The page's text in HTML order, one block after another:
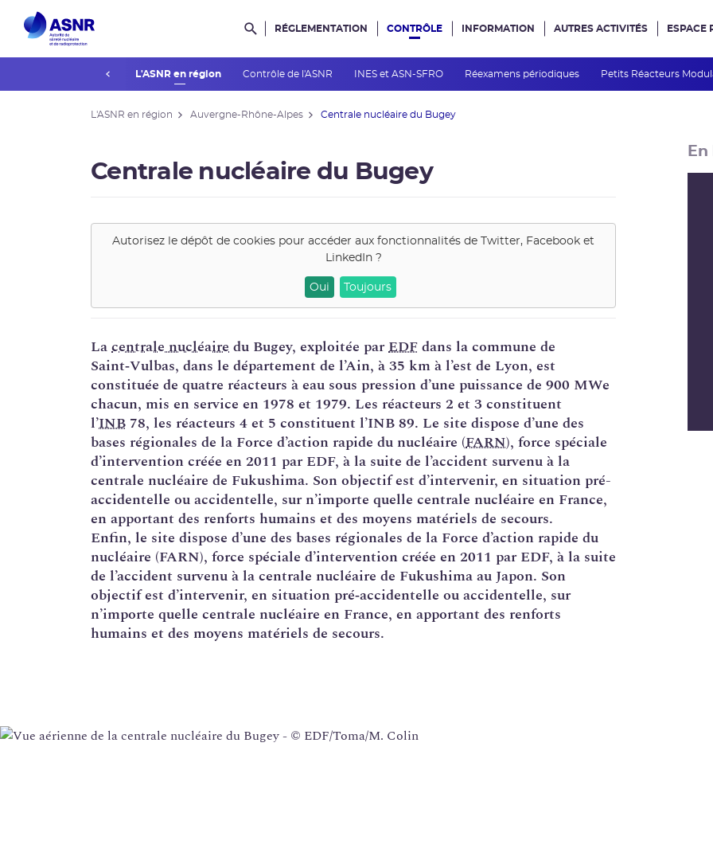
Rechercher dans le site
RÉGLEMENTATION CONTRÔLE
Actualités du contrôle L'ASNR en région Contrôle de l'ASNR INES et ASN-SFRO Réexamens périodiques Petits Réacteurs
INFORMATION AUTRES ACTIVITÉS ESPACE
L'ASNR en région Auvergne-Rhône-Alpes Centrale nucléaire du Bugey
Centrale nucléaire du Bugey
Autorisez le dépôt de cookies pour accéder aux fonctionnalités de
Twitter, Facebook et
LinkedIn?
Oui Toujours
Lacentrale nucléairedu Bugey, exploitée parEDFdans la commune de
Saint‑Vulbas, dans le département de l’Ain, à 35 km à l’est de Lyon, est
constituée de quatre réacteurs à eau sous pression d’une puissance de 900 MWe
chacun, mis en service en 1978 et 1979. Les réacteurs 2 et 3 constituent
l’INB 78, les réacteurs 4 et 5 constituent l’INB 89. Le site dispose d’une des
bases régionales de la Force d’action rapide du nucléaire (FARN), force spéciale
d’intervention créée en 2011 par EDF, à la suite de l’accident survenu à la
centrale nucléaire de Fukushima. Son objectif est d’intervenir, en situation pré-
accidentelle ou accidentelle, sur n’importe quelle centrale nucléaire en France,
en apportant des renforts humains et des moyens matériels de secours.
Enfin, le site dispose d’une des bases régionales de la Force d’action rapide du
nucléaire (FARN), force spéciale d’intervention créée en 2011 par EDF, à la suite
de l’accident survenu à la centrale nucléaire de Fukushimaau Japon. Son
objectif est d’intervenir, en situation pré‑accidentelle ou accidentelle, sur
n’importe quelle centrale nucléaire en France, en apportant des renforts
humains et des moyens matériels de secours.